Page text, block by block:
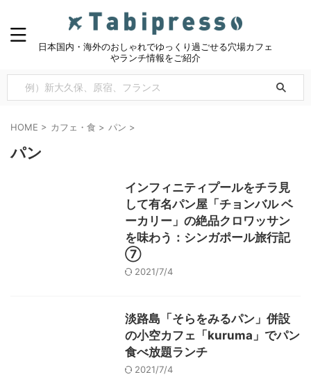
日本国内・海外のおしゃれでゆっくり過ごせる穴場カフェ
やランチ情報をご紹介
HOME > カフェ・食 > パン >
パン
インフィニティプールをチラ見
して有名パン屋「チョンバル ベ
ーカリー」の絶品クロワッサン
を味わう：シンガポール旅行記
⑦
2021/7/4
淡路島「そらをみるパン」併設
の小空カフェ「kuruma」でパン
食べ放題ランチ
2021/7/4